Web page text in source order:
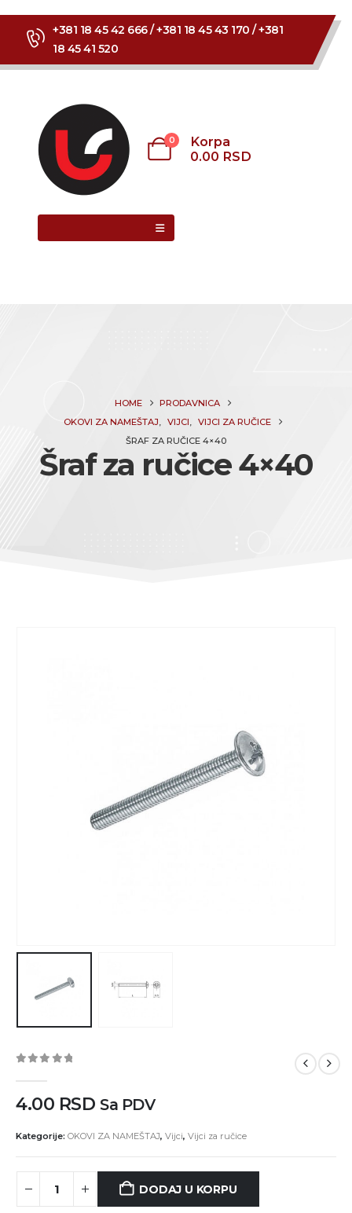
+381 18 45 42 666 / +381 18 45 43 170 / +381
18 45 41 520
0
Korpa
0.00 RSD
HOME
PRODAVNICA
OKOVI ZA NAMEŠTAJ, VIJCI, VIJCI ZA RUČICE
ŠRAF ZA RUČICE 4×40
Šraf za ručice 4×40
4.00 RSD Sa PDV
Kategorije: OKOVI ZA NAMEŠTAJ, Vijci, Vijci za ručice
DODAJ U KORPU